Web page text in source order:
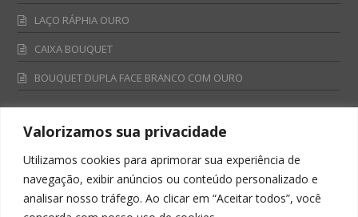
Valorizamos sua privacidade
Utilizamos cookies para aprimorar sua experiência de
navegação, exibir anúncios ou conteúdo personalizado e
analisar nosso tráfego. Ao clicar em “Aceitar todos”, você
LAÇO RÁPHIA OURO
CAIXA BOUQUET
BOUQUET DUPLA FACE BRANCO COM OURO
Fale Conosco
0800 701 4866
televendas@albano.com.br